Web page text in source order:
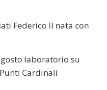
Federico II nata con
laboratorio su
Cardinali